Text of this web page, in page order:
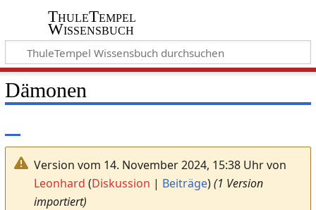
ThuleTempel
Wissensbuch
Dämonen
Version vom 14. November 2024, 15:38 Uhr von
Leonhard (Diskussion | Beiträge)(1 Version
importiert)